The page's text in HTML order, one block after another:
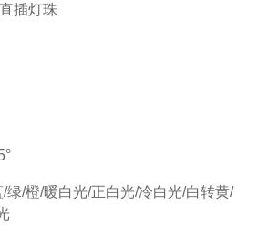
插灯珠
°
绿/橙/暖白光/正白光/冷白光/白转黄/